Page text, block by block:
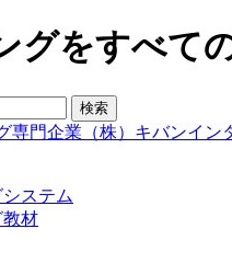
グをすべて
専門企業（株）キバンイン
ステム
教材